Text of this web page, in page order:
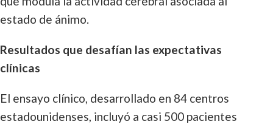
estado de ánimo.
Resultados que desafían las expectativas
clínicas
El ensayo clínico, desarrollado en 84 centros
estadounidenses, incluyó a casi 500 pacientes